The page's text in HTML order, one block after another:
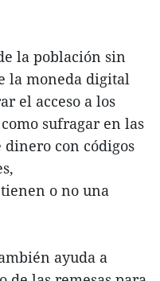
la población sin
la moneda digital
el acceso a los
sufragar en las
con códigos
o no una
ayuda a